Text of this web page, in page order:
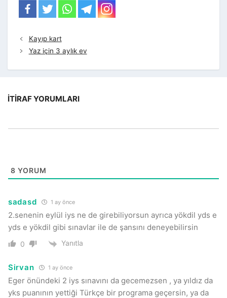
Kayıp kart
Yaz için 3 aylık ev
İTIRAF YORUMLARI
8 YORUM
sadasd 1 ay önce
2.senenin eylül iys ne de girebiliyorsun ayrıca yökdil yds e
yds e yökdil gibi sınavlar ile de şansını deneyebilirsin
0 Yanıtla
Sirvan 1 ay önce
Eger önündeki 2 iys sınavını da gecemezsen , ya yıldız da
yks puanının yettiği Türkçe bir programa geçersin, ya da